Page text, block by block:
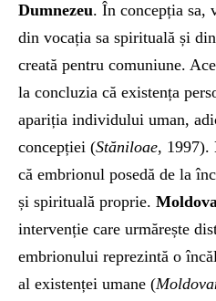
Dumnezeu. În concepția sa,
din vocația sa spirituală și
creată pentru comuniune.
la concluzia că existența
apariția individului uman,
concepției (Stăniloae, 1997).
că embrionul posedă de la
și spirituală proprie.
intervenție care urmărește
embrionului reprezintă o
al existenței umane (